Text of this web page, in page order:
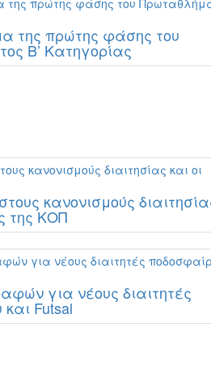
της πρώτης φάσης του
Β’ Κατηγορίας
κανονισμούς
της ΚΟΠ
για νέους διαιτητές
Futsal